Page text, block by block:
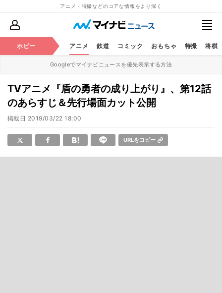
アニメ・特撮などのコアな情報をより深く
ホビー アニメ 鉄道 コミック おもちゃ 特撮 将棋
Googleでマイナビニュースを優先表示する方法
TVアニメ『盾の勇者の成り上がり』、第12話
のあらすじ＆先行場面カット公開
掲載日 2019/03/22 18:00
URLをコピー